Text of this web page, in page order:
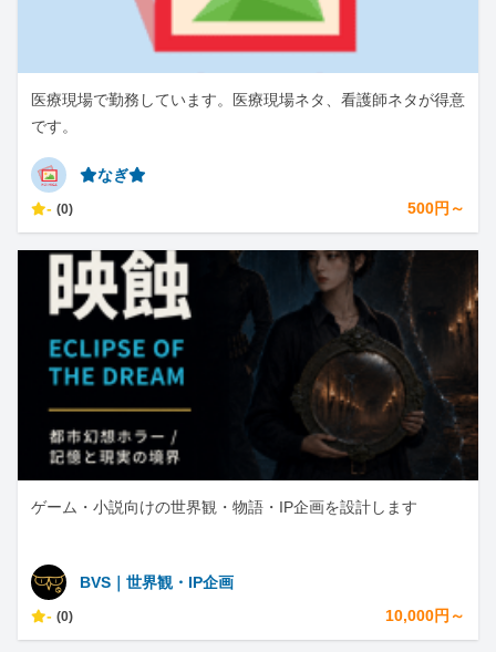
医療現場で勤務しています。医療現場ネタ、看護師ネタが得意
です。
⭐︎なぎ⭐︎
- (0) 500円～
ゲーム・小説向けの世界観・物語・IP企画を設計します
BVS｜世界観・IP企画
- (0) 10,000円～